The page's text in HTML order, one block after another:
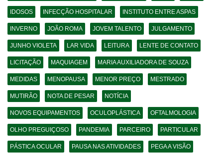
IDOSOS INFECÇÃO HOSPITALAR INSTITUTO ENTRE ASPAS
INVERNO JOÃO ROMA JOVEM TALENTO JULGAMENTO
JUNHO VIOLETA LAR VIDA LEITURA LENTE DE CONTATO
LICITAÇÃO MAQUIAGEM MARIA AUXILIADORA DE SOUZA
MEDIDAS MENOPAUSA MENOR PREÇO MESTRADO
MUTIRÃO NOTA DE PESAR NOTÍCIA
NOVOS EQUIPAMENTOS OCULOPLÁSTICA OFTALMOLOGIA
OLHO PREGUIÇOSO PANDEMIA PARCEIRO PARTICULAR
PÁSTICA OCULAR PAUSA NAS ATIVIDADES PEGA A VISÃO